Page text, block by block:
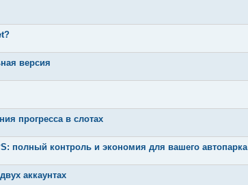
версия
прогресса в слотах
полный контроль и экономия для вашего автопарка
аккаунтах